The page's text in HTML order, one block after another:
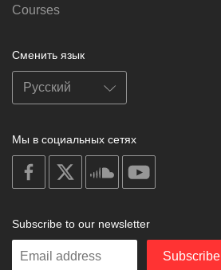
Courses
Сменить язык
Мы в социальных сетях
on
facebook
soundcloud
Subscribe to our newsletter
Enter
Subscribe